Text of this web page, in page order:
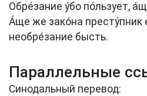
Обре́зание у́бо по́льзует,
А́ще же зако́на престу́пник
необре́зание бысть.
Параллельные
Синодальный перевод: